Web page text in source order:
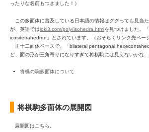
ったりな名前もつきました！）
この多面体に言及している日本語の情報はググっても見当
が、英語ではloki3.com/poly/isohedra.htmlを見つけました。
icositetrahedron」とされています。（おそらくリンク先ペー
正十二面体ベースで、「bilateral pentagonal
ど、面の形が三角寄りになりすぎて将棋駒には見えないかな…
将棋の駒多面体について
将棋駒多面体の展開図
展開図はこちら。